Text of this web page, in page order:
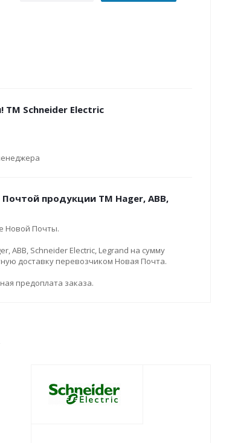
ТМ Schneider Electric
Почтой продукции ТМ Hager, ABB,
Новой Почты.
ABB, Schneider Electric, Legrand на сумму
доставку перевозчиком Новая Почта.
предоплата заказа.